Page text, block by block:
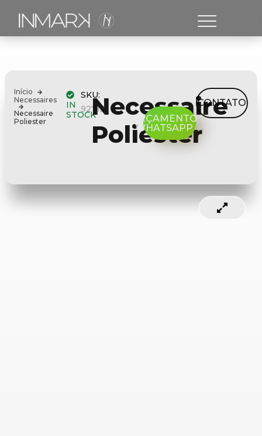
Início
Necessaires
Necessaire
Poliester
IN
STOCK
SKU:
92715
Necessaire
Poliester
ORÇAMENTO
WHATSAPP
CONTATO